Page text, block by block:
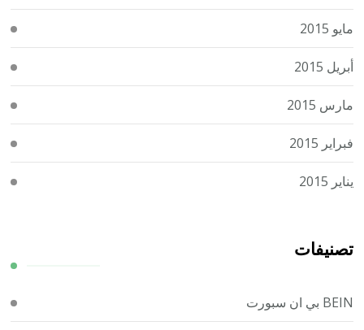
مايو 2015
أبريل 2015
مارس 2015
فبراير 2015
يناير 2015
تصنيفات
BEIN بي ان سبورت